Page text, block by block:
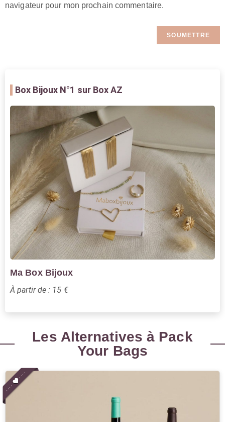
navigateur pour mon prochain commentaire.
Box Bijoux N°1 sur Box AZ
Ma Box Bijoux
À partir de : 15 €
Les Alternatives à Pack
Your Bags